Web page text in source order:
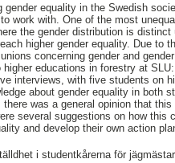
gender equality in the Swedish
work with. One of the most
the gender distribution is
higher gender equality. Due to
concerning gender and
educations in forestry at
interviews, with five students on
about gender equality in both
was a general opinion that
several suggestions on how this
and develop their own action
i studentkårerna för